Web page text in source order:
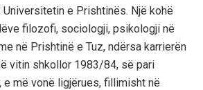
e Prishtinës. Një kohë
filozofi, sociologji, psikologji në
në Prishtinë e Tuz, ndërsa karrierën
vitin shkollor 1983/84, së pari
e më vonë ligjërues, fillimisht në